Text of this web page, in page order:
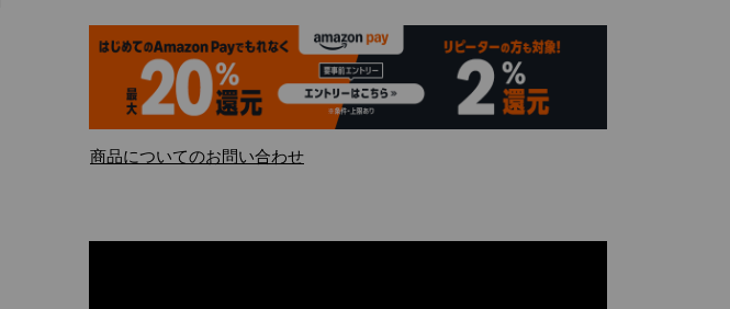
商品についてのお問い合わせ